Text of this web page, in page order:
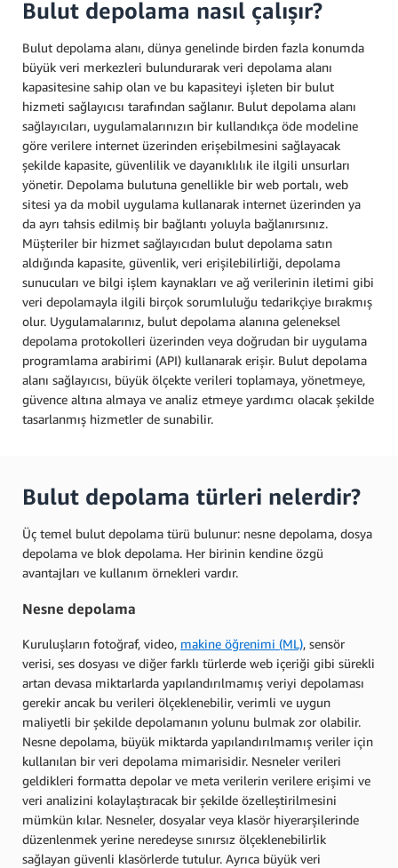
Bulut depolama nasıl çalışır?
Bulut depolama alanı, dünya genelinde birden fazla konumda
büyük veri merkezleri bulundurarak veri depolama alanı
kapasitesine sahip olan ve bu kapasiteyi işleten bir bulut
hizmeti sağlayıcısı tarafından sağlanır. Bulut depolama alanı
sağlayıcıları, uygulamalarınızın bir kullandıkça öde modeline
göre verilere internet üzerinden erişebilmesini sağlayacak
şekilde kapasite, güvenlilik ve dayanıklılık ile ilgili unsurları
yönetir. Depolama bulutuna genellikle bir web portalı, web
sitesi ya da mobil uygulama kullanarak internet üzerinden ya
da ayrı tahsis edilmiş bir bağlantı yoluyla bağlanırsınız.
Müşteriler bir hizmet sağlayıcıdan bulut depolama satın
aldığında kapasite, güvenlik, veri erişilebilirliği, depolama
sunucuları ve bilgi işlem kaynakları ve ağ verilerinin iletimi gibi
veri depolamayla ilgili birçok sorumluluğu tedarikçiye bırakmış
olur. Uygulamalarınız, bulut depolama alanına geleneksel
depolama protokolleri üzerinden veya doğrudan bir uygulama
programlama arabirimi (API) kullanarak erişir. Bulut depolama
alanı sağlayıcısı, büyük ölçekte verileri toplamaya, yönetmeye,
güvence altına almaya ve analiz etmeye yardımcı olacak şekilde
tasarlanmış hizmetler de sunabilir.
Bulut depolama türleri nelerdir?
Üç temel bulut depolama türü bulunur: nesne depolama, dosya
depolama ve blok depolama. Her birinin kendine özgü
avantajları ve kullanım örnekleri vardır.
Nesne depolama
Kuruluşların fotoğraf, video, makine öğrenimi (ML), sensör
verisi, ses dosyası ve diğer farklı türlerde web içeriği gibi sürekli
artan devasa miktarlarda yapılandırılmamış veriyi depolaması
gerekir ancak bu verileri ölçeklenebilir, verimli ve uygun
maliyetli bir şekilde depolamanın yolunu bulmak zor olabilir.
Nesne depolama, büyük miktarda yapılandırılmamış veriler için
kullanılan bir veri depolama mimarisidir. Nesneler verileri
geldikleri formatta depolar ve meta verilerin verilere erişimi ve
veri analizini kolaylaştıracak bir şekilde özelleştirilmesini
mümkün kılar. Nesneler, dosyalar veya klasör hiyerarşilerinde
düzenlenmek yerine neredeyse sınırsız ölçeklenebilirlik
sağlayan güvenli klasörlerde tutulur. Ayrıca büyük veri